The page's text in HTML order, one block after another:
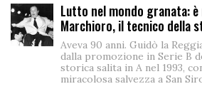
Lutto nel mondo granata:
Marchioro, il tecnico della
Aveva 90 anni. Guidò la
dalla promozione in Serie B
storica salita in A nel 1993,
miracolosa salvezza a San